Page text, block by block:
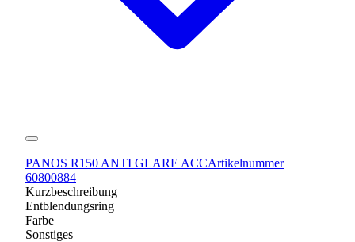
PANOS R150 ANTI GLARE ACCArtikelnummer
60800884
Kurzbeschreibung
Entblendungsring
Farbe
Sonstiges